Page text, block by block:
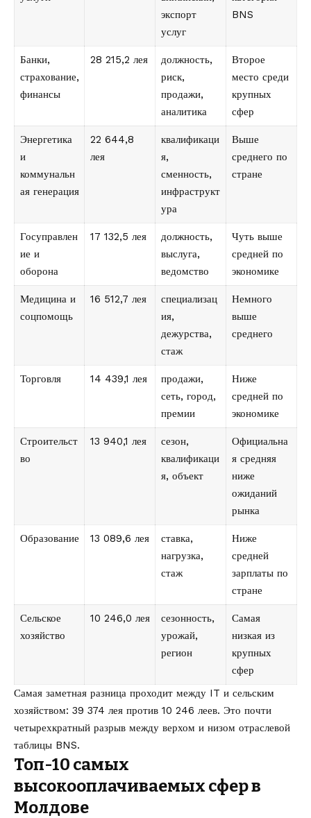
экспорт
услуг
BNS
Банки,
страхование,
финансы
28 215,2 лея
должность,
риск,
продажи,
аналитика
Второе
место среди
крупных
сфер
Энергетика
и
коммунальн
ая генерация
22 644,8
лея
квалификаци
я,
сменность,
инфраструкт
ура
Выше
среднего по
стране
Госуправлен
ие и
оборона
17 132,5 лея
должность,
выслуга,
ведомство
Чуть выше
средней по
экономике
Медицина и
соцпомощь
16 512,7 лея
специализац
ия,
дежурства,
стаж
Немного
выше
среднего
Торговля 14 439,1 лея
продажи,
сеть, город,
премии
Ниже
средней по
экономике
Строительст
во
13 940,1 лея
сезон,
квалификаци
я, объект
Официальна
я средняя
ниже
ожиданий
рынка
Образование 13 089,6 лея
ставка,
нагрузка,
стаж
Ниже
средней
зарплаты по
стране
Сельское
хозяйство
10 246,0 лея
сезонность,
урожай,
регион
Самая
низкая из
крупных
сфер
Самая заметная разница проходит между IT и сельским
хозяйством: 39 374 лея против 10 246 леев. Это почти
четырехкратный разрыв между верхом и низом отраслевой
таблицы BNS.
Топ-10 самых
высокооплачиваемых сфер в
Молдове